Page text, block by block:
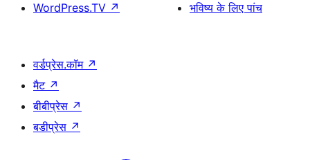
WordPress.TV ↗
भविष्य के लिए पांच
वर्डप्रेस.कॉम ↗
मैट ↗
बीबीप्रेस ↗
बडीप्रेस ↗